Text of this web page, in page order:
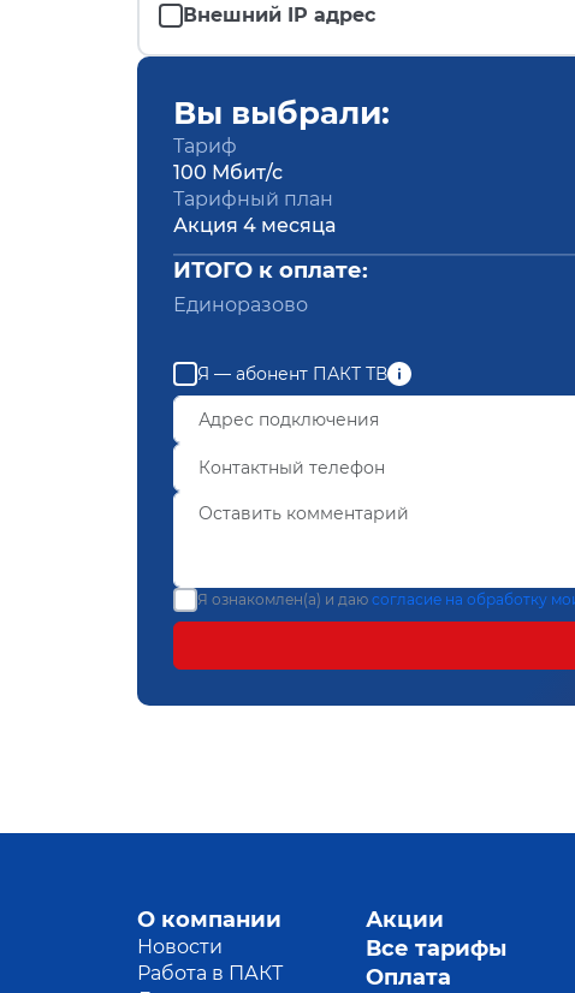
Внешний IP адрес
Вы выбрали:
Тариф
100 Мбит/с
Тарифный план
Акция 4 месяца
ИТОГО к оплате:
Единоразово
Я — абонент ПАКТ ТВ
Я ознакомлен(а) и даю согласие на обработку
О компании
Новости
Работа в ПАКТ
Акции
Все тарифы
Оплата